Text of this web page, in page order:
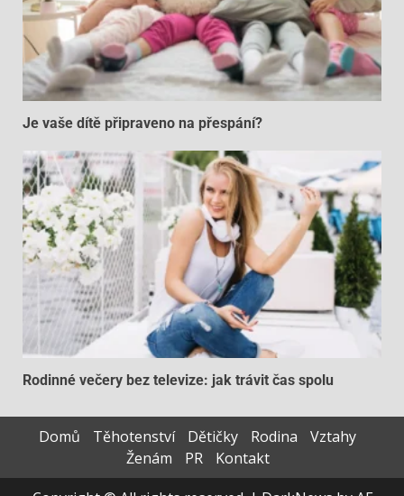
Je vaše dítě připraveno na přespání?
Rodinné večery bez televize: jak trávit čas spolu
Domů Těhotenství Dětičky Rodina
Vztahy
Ženám
PR
Kontakt